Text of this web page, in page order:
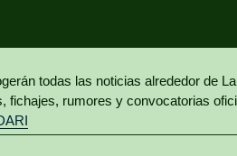
todas las noticias alrededor de
fichajes, rumores y convocatorias